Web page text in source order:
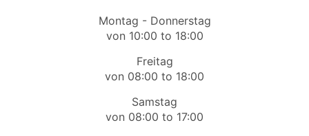
Montag - Donnerstag
von 10:00 to 18:00
Freitag
von 08:00 to 18:00
Samstag
von 08:00 to 17:00